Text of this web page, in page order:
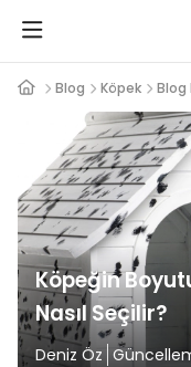
Blog Köpek Blog
Köpeğin
Nasıl Seçilir?
Deniz Öz